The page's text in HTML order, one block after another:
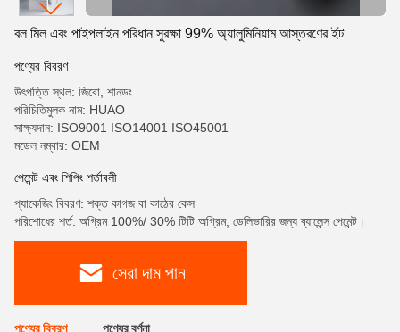
বল মিল এবং পাইপলাইন পরিধান সুরক্ষা 99% অ্যালুমিনিয়াম আস্তরণের ইট
পণ্যের বিবরণ
উৎপত্তি স্থল: জিবো, শানডং
পরিচিতিমুলক নাম: HUAO
সাক্ষ্যদান: ISO9001 ISO14001 ISO45001
মডেল নম্বার: OEM
পেমেন্ট এবং শিপিং শর্তাবলী
প্যাকেজিং বিবরণ: শক্ত কাগজ বা কাঠের কেস
পরিশোধের শর্ত: অগ্রিম 100%/ 30% টিটি অগ্রিম, ডেলিভারির জন্য ব্যালেন্স পেমেন্ট।
সেরা দাম পান
পণ্যের বিবরণ পণ্যের বর্ণনা